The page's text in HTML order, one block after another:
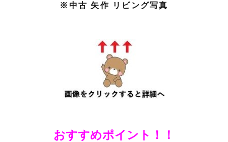
※中古 矢作 リビング写真
おすすめポイント！！